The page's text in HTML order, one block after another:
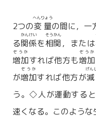
2つの変量
へんりょう
の間に，一
る関係
かんけい
を相関
そうかん
，または
増加
ぞうか
すれば他方も増加
ぞうか
が増加
ぞうか
すれば他方が
げん
う。◇人が運動すると
速くなる。このような